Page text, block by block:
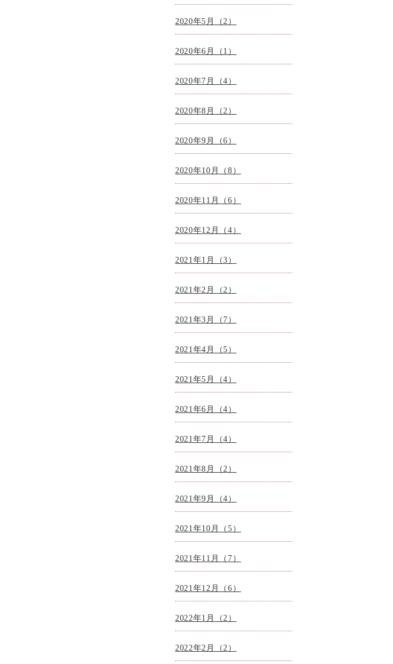
2020年5月（2）
2020年6月（1）
2020年7月（4）
2020年8月（2）
2020年9月（6）
2020年10月（8）
2020年11月（6）
2020年12月（4）
2021年1月（3）
2021年2月（2）
2021年3月（7）
2021年4月（5）
2021年5月（4）
2021年6月（4）
2021年7月（4）
2021年8月（2）
2021年9月（4）
2021年10月（5）
2021年11月（7）
2021年12月（6）
2022年1月（2）
2022年2月（2）